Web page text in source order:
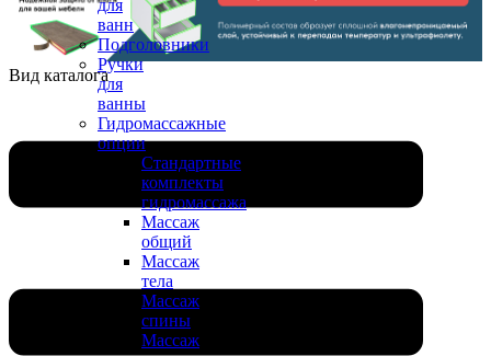
для
ванн
Подголовники
Ручки
для
ванны
Гидромассажные
опции
Стандартные
комплекты
гидромассажа
Массаж
общий
Массаж
тела
Массаж
спины
Массаж
Вид каталога